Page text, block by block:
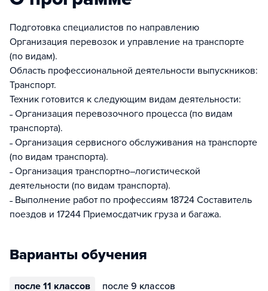
Подготовка специалистов по направлению
Организация перевозок и управление на транспорте
(по видам).
Область профессиональной деятельности выпускников:
Транспорт.
Техник готовится к следующим видам деятельности:
˗ Организация перевозочного процесса (по видам
транспорта).
˗ Организация сервисного обслуживания на транспорте
(по видам транспорта).
˗ Организация транспортно–логистической
деятельности (по видам транспорта).
˗ Выполнение работ по профессиям 18724 Составитель
поездов и 17244 Приемосдатчик груза и багажа.
Варианты обучения
после 11 классов после 9 классов